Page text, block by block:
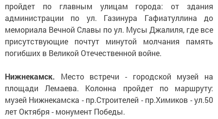
пройдет по главным улицам города: от здания
администрации по ул. Газинура Гафиатуллина до
мемориала Вечной Славы по ул. Мусы Джалиля, где все
присутствующие почтут минутой молчания память
погибших в Великой Отечественной войне.
Нижнекамск. Место встречи - городской музей на
площади Лемаева. Колонна пройдет по маршруту:
музей Нижнекамска - пр.Строителей - пр.Химиков - ул.50
лет Октября - монумент Победы.